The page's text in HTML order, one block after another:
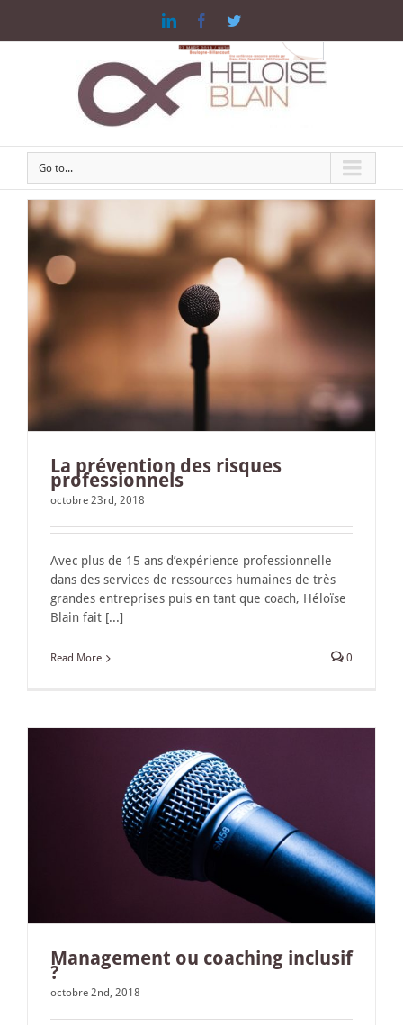
LinkedinFacebookTwitter
Go to...
La prévention des risques
professionnels
octobre 23rd, 2018
Avec plus de 15 ans d’expérience professionnelle
dans des services de ressources humaines de très
grandes entreprises puis en tant que coach, Héloïse
Blain fait [...]
Read More 0
Management ou coaching inclusif
?
octobre 2nd, 2018